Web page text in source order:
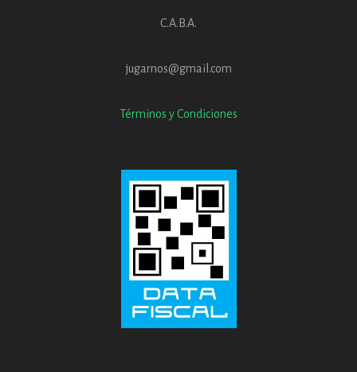
C.A.B.A.
jugarnos@gmail.com
Términos y Condiciones